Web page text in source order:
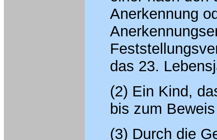
Anerkennung
das 23.
(2) Ein Kind,
bis zum
(3) Durch die